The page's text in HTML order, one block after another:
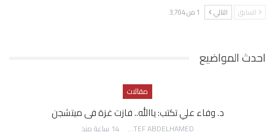
السابق التالي 1 من 3٬704
احدث المواضيع
مقالات
د. وفاء علي تكتب: ياالله.. فازت غزة فى ميتشجن
AWATEF ABDELHAMED 14 ساعة منذ